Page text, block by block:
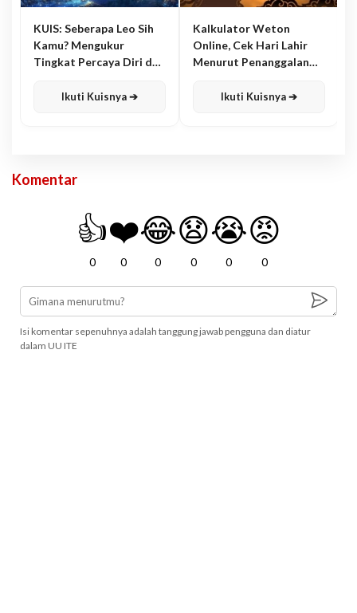
KUIS: Seberapa Leo Sih
Kamu? Mengukur
Tingkat Percaya Diri dan
Ikuti Kuisnya ➔
Kalkulator Weton
Online, Cek Hari Lahir
Menurut Penanggalan
Ikuti Kuisnya ➔
Komentar
👍
0
❤️
0
😂
0
😧
0
😭
0
😡
0
Isi komentar sepenuhnya adalah tanggung jawab pengguna dan diatur
dalam UU ITE